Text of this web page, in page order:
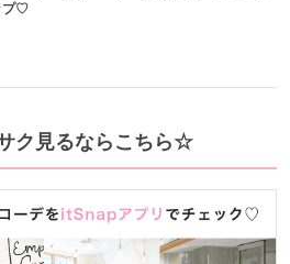
プ♡
ク見るならこちら☆